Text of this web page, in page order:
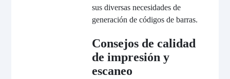
sus diversas necesidades de
generación de códigos de barras.
Consejos de calidad
de impresión y
escaneo